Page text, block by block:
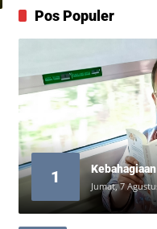
Pos Populer
1 Jumat, 7